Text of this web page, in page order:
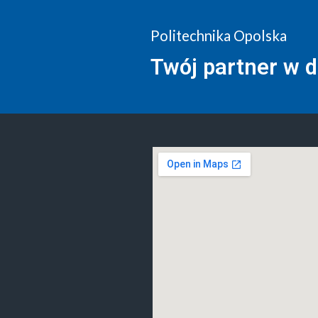
Politechnika Opolska
Twój partner w